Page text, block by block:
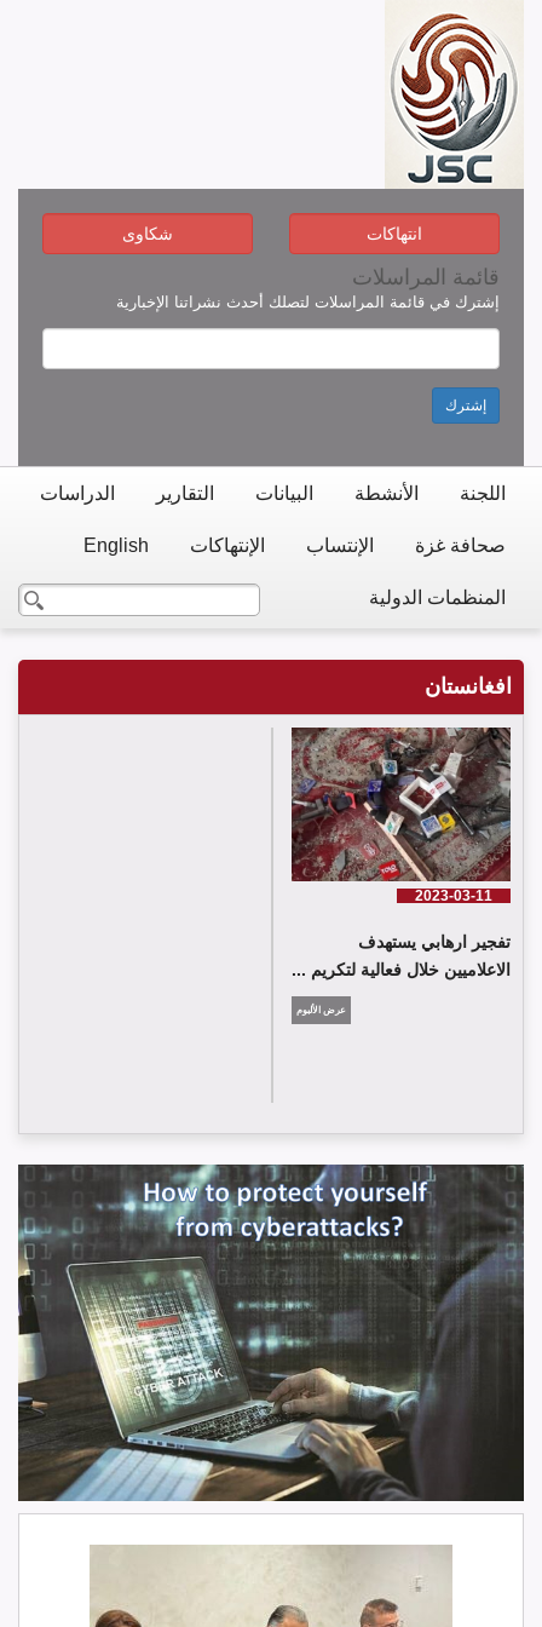
انتهاكات شكاوى
قائمة المراسلات
إشترك في قائمة المراسلات لتصلك أحدث نشراتنا الإخبارية
إشترك
اللجنة الأنشطة البيانات التقارير الدراسات
صحافة غزة الإنتساب الإنتهاكات English
المنظمات الدولية
افغانستان
2023-03-11
تفجير ارهابي يستهدف
الاعلاميين خلال فعالية لتكريم ...
عرض الألبوم